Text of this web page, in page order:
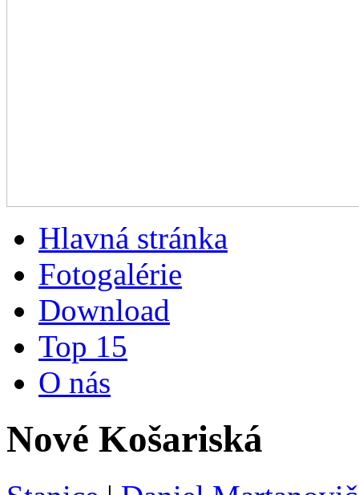
Hlavná stránka
Fotogalérie
Download
Top 15
O nás
Nové Košariská